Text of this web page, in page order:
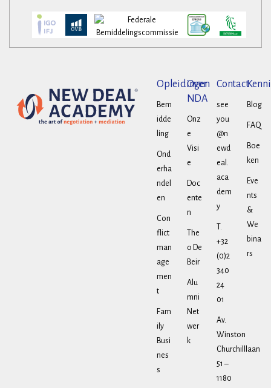
Opleidingen
Bem
idde
ling
Ond
erha
ndel
en
Con
flict
man
age
men
t
Fam
ily
Busi
nes
s
Over
NDA
Onz
e
Visi
e
Doc
ente
n
The
o De
Beir
Alu
mni
Net
wer
k
Contact
see
you
@n
ewd
eal.
aca
dem
y
T.
+32
(0)2
340
24
01
Av.
Winston
Churchilllaan
51 –
1180
Blog
FAQ
Boe
ken
Eve
nts
&
We
bina
rs